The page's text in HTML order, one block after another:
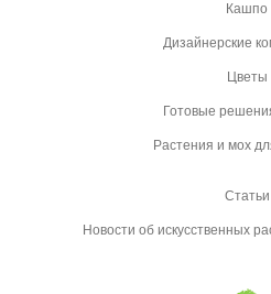
Кашпо
Дизайнерские
Цветы
Готовые
Растения и мох
Статьи
Новости об искусственных